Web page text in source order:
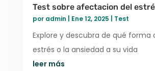
Test sobre afectacion del
por admin Ene 12, 2025 Test
Explore y descubra de qué forma
estrés o la ansiedad a su vida
leer más